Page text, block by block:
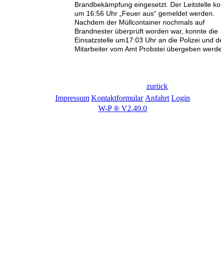
Brandbekämpfung eingesetzt. Der Leitstelle
um 16:56 Uhr „Feuer aus“ gemeldet werden.
Nachdem der Müllcontainer nochmals auf
Brandnester überprüft worden war, konnte die
Einsatzstelle um17:03 Uhr an die Polizei und
Mitarbeiter vom Amt Probstei übergeben
zurück
Impressum Kontaktformular Anfahrt Login
W-P ® V2.49.0